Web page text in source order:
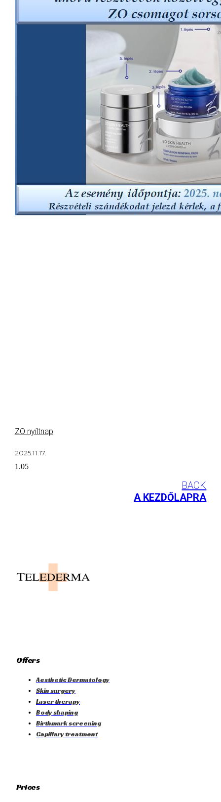
ZO nyíltnap
2025.11.17.
BACK
A KEZDŐLAPRA
Offers
Aesthetic Dermatology
Skin surgery
Laser therapy
Body shaping
Birthmark screening
Capillary treatment
Prices